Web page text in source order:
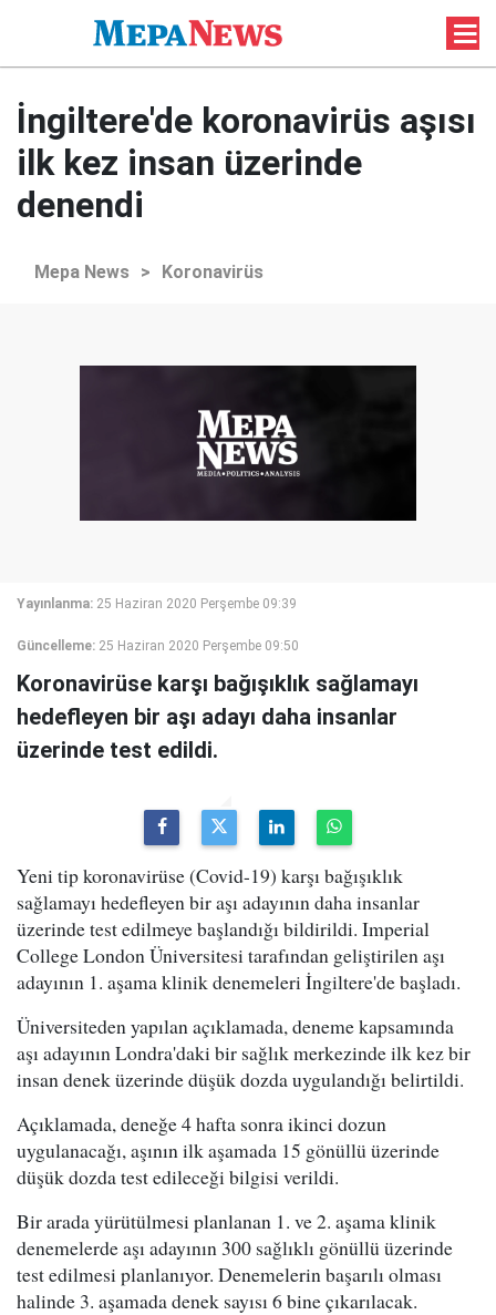
İngiltere'de koronavirüs aşısı
ilk kez insan üzerinde
denendi
Mepa News > Koronavirüs
Yayınlanma: 25 Haziran 2020 Perşembe 09:39
Güncelleme: 25 Haziran 2020 Perşembe 09:50
Koronavirüse karşı bağışıklık sağlamayı
hedefleyen bir aşı adayı daha insanlar
üzerinde test edildi.
Yeni tip koronavirüse (Covid-19) karşı bağışıklık
sağlamayı hedefleyen bir aşı adayının daha insanlar
üzerinde test edilmeye başlandığı bildirildi. Imperial
College London Üniversitesi tarafından geliştirilen aşı
adayının 1. aşama klinik denemeleri İngiltere'de başladı.
Üniversiteden yapılan açıklamada, deneme kapsamında
aşı adayının Londra'daki bir sağlık merkezinde ilk kez bir
insan denek üzerinde düşük dozda uygulandığı belirtildi.
Açıklamada, deneğe 4 hafta sonra ikinci dozun
uygulanacağı, aşının ilk aşamada 15 gönüllü üzerinde
düşük dozda test edileceği bilgisi verildi.
Bir arada yürütülmesi planlanan 1. ve 2. aşama klinik
denemelerde aşı adayının 300 sağlıklı gönüllü üzerinde
test edilmesi planlanıyor. Denemelerin başarılı olması
halinde 3. aşamada denek sayısı 6 bine çıkarılacak.